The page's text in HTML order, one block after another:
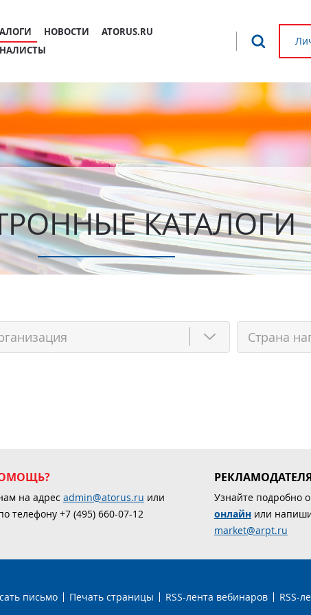
НОВОСТИ
ATORUS.RU
Что
КАТАЛОГИ
на адрес admin@atorus.ru или
телефону +7 (495) 660-07-12
Узнайте подробно
онлайнили
market@arpt.ru
письмо Печать страницы RSS-лента вебинаров RSS-